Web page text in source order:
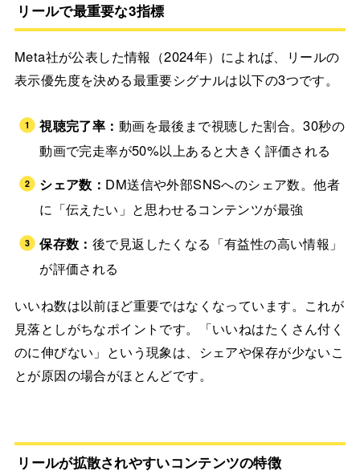
リールで最重要な3指標
Meta社が公表した情報（2024年）によれば、リールの
表示優先度を決める最重要シグナルは以下の3つです。
視聴完了率： 動画を最後まで視聴した割合。30秒の
動画で完走率が50%以上あると大きく評価される
シェア数： DM送信や外部SNSへのシェア数。他者
に「伝えたい」と思わせるコンテンツが最強
保存数： 後で見返したくなる「有益性の高い情報」
が評価される
いいね数は以前ほど重要ではなくなっています。これが
見落としがちなポイントです。「いいねはたくさん付く
のに伸びない」という現象は、シェアや保存が少ないこ
とが原因の場合がほとんどです。
リールが拡散されやすいコンテンツの特徴